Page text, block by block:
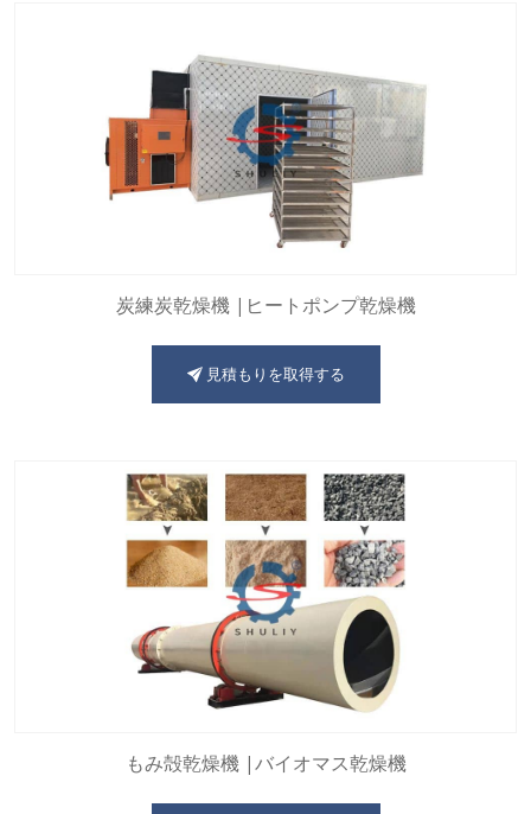
炭練炭乾燥機 |ヒートポンプ乾燥機
見積もりを取得する
もみ殻乾燥機 |バイオマス乾燥機